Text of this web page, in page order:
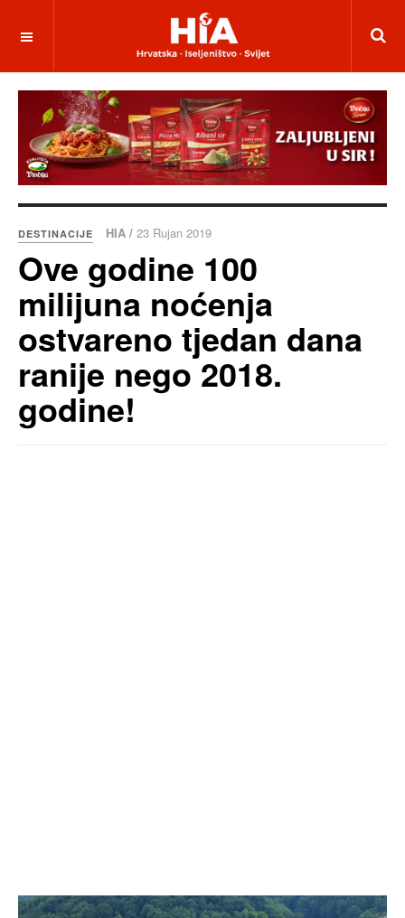
DESTINACIJE HIA / 23 Rujan 2019
Ove godine 100
milijuna noćenja
ostvareno tjedan dana
ranije nego 2018.
godine!